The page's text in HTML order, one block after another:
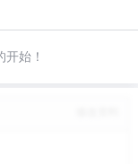
始！
者提升权